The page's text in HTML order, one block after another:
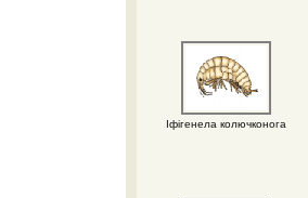
Іфігенела колючконога